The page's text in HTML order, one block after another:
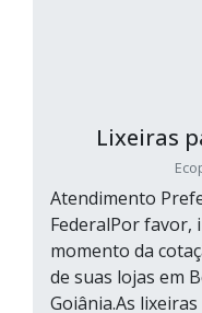
Lixeiras
Atendimento
FederalPor favor,
momento da
de suas lojas em
Goiânia.As